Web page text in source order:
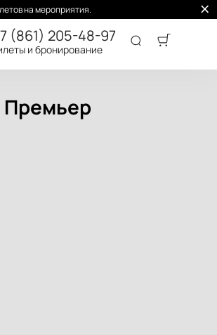
на мероприятия.
(861) 205-48-97
и бронирование
Премьер